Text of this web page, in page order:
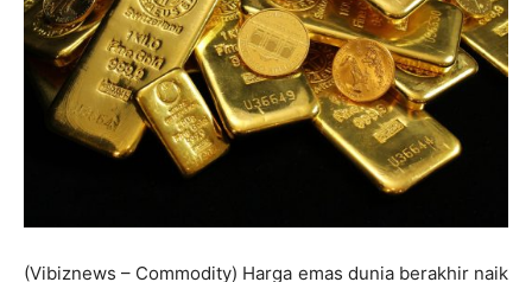
(Vibiznews – Commodity) Harga emas dunia berakhir naik